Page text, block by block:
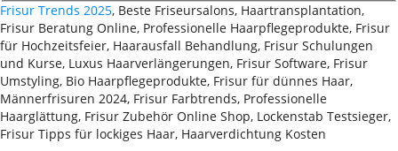
Frisur Trends 2025, Beste Friseursalons, Haartransplantation,
Frisur Beratung Online, Professionelle Haarpflegeprodukte, Frisur
für Hochzeitsfeier, Haarausfall Behandlung, Frisur Schulungen
und Kurse, Luxus Haarverlängerungen, Frisur Software, Frisur
Umstyling, Bio Haarpflegeprodukte, Frisur für dünnes Haar,
Männerfrisuren 2024, Frisur Farbtrends, Professionelle
Haarglättung, Frisur Zubehör Online Shop, Lockenstab Testsieger,
Frisur Tipps für lockiges Haar, Haarverdichtung Kosten